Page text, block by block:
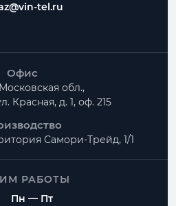
tel.ru
Офис
обл.,
Красная, д. 1, оф. 215
Самори-Трейд, 1/1
РАБОТЫ
Пн — Пт